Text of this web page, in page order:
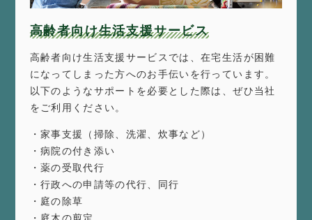
高齢者向け生活支援サービス
高齢者向け生活支援サービスでは、在宅生活が困難
になってしまった方へのお手伝いを行っています。
以下のようなサポートを必要とした際は、ぜひ当社
をご利用ください。
・家事支援（掃除、洗濯、炊事など）
・病院の付き添い
・薬の受取代行
・行政への申請等の代行、同行
・庭の除草